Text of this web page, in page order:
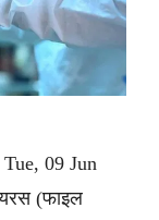
09 Jun
(फाइल